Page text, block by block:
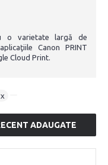
o varietate largă de
Canon PRINT
Cloud Print.
ADAUGATE